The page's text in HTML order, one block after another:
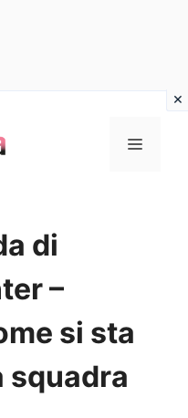
MENU
di
–
si sta
squadra